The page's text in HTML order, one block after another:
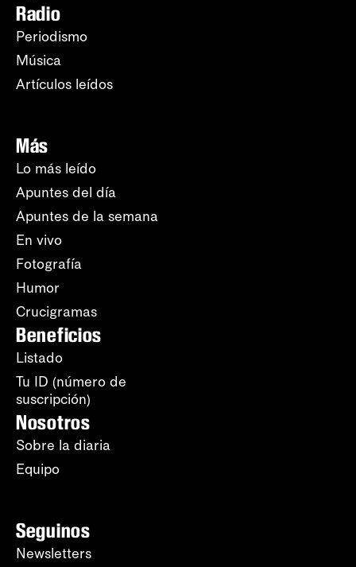
Radio
Periodismo
Música
Artículos leídos
Más
Lo más leído
Apuntes del día
Apuntes de la semana
En vivo
Fotografía
Humor
Crucigramas
Beneficios
Listado
Tu ID (número de
suscripción)
Nosotros
Sobre la diaria
Equipo
Seguinos
Newsletters